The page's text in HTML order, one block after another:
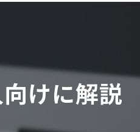
ス
戸建て
けに解説